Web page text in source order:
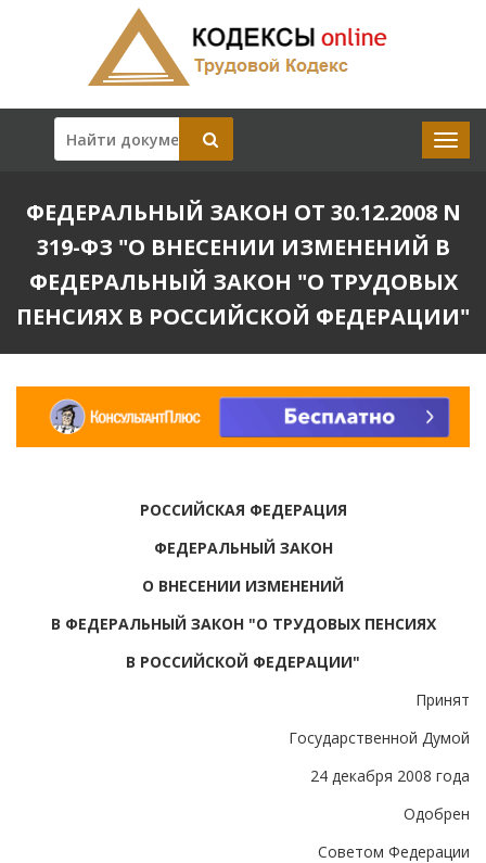
ФЕДЕРАЛЬНЫЙ ЗАКОН ОТ 30.12.2008 N
319-ФЗ "О ВНЕСЕНИИ ИЗМЕНЕНИЙ В
ФЕДЕРАЛЬНЫЙ ЗАКОН "О ТРУДОВЫХ
ПЕНСИЯХ В РОССИЙСКОЙ ФЕДЕРАЦИИ"
РОССИЙСКАЯ ФЕДЕРАЦИЯ
ФЕДЕРАЛЬНЫЙ ЗАКОН
О ВНЕСЕНИИ ИЗМЕНЕНИЙ
В ФЕДЕРАЛЬНЫЙ ЗАКОН "О ТРУДОВЫХ ПЕНСИЯХ
В РОССИЙСКОЙ ФЕДЕРАЦИИ"
Принят
Государственной Думой
24 декабря 2008 года
Одобрен
Советом Федерации